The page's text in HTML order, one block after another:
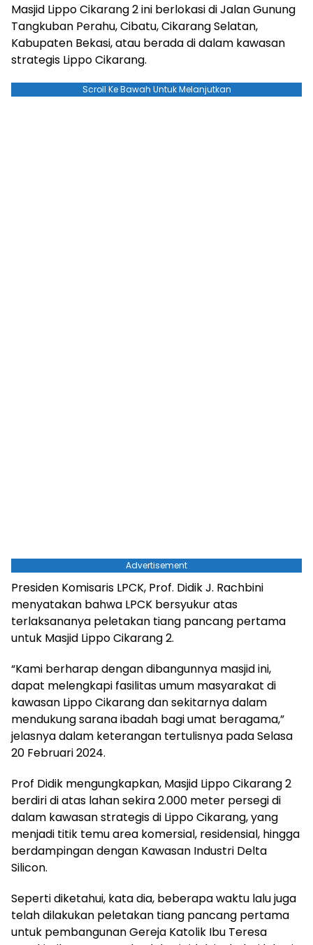
Masjid Lippo Cikarang 2 ini berlokasi di Jalan Gunung
Tangkuban Perahu, Cibatu, Cikarang Selatan,
Kabupaten Bekasi, atau berada di dalam kawasan
strategis Lippo Cikarang.
Scroll Ke Bawah Untuk Melanjutkan
Advertisement
Presiden Komisaris LPCK, Prof. Didik J. Rachbini
menyatakan bahwa LPCK bersyukur atas
terlaksananya peletakan tiang pancang pertama
untuk Masjid Lippo Cikarang 2.
“Kami berharap dengan dibangunnya masjid ini,
dapat melengkapi fasilitas umum masyarakat di
kawasan Lippo Cikarang dan sekitarnya dalam
mendukung sarana ibadah bagi umat beragama,”
jelasnya dalam keterangan tertulisnya pada Selasa
20 Februari 2024.
Prof Didik mengungkapkan, Masjid Lippo Cikarang 2
berdiri di atas lahan sekira 2.000 meter persegi di
dalam kawasan strategis di Lippo Cikarang, yang
menjadi titik temu area komersial, residensial, hingga
berdampingan dengan Kawasan Industri Delta
Silicon.
Seperti diketahui, kata dia, beberapa waktu lalu juga
telah dilakukan peletakan tiang pancang pertama
untuk pembangunan Gereja Katolik Ibu Teresa